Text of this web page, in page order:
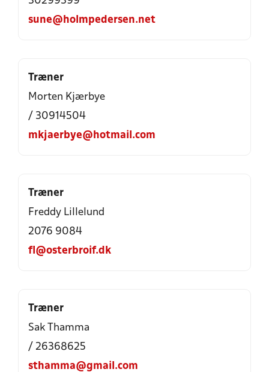
sune@holmpedersen.net
Træner
Morten Kjærbye
/ 30914504
mkjaerbye@hotmail.com
Træner
Freddy Lillelund
2076 9084
fl@osterbroif.dk
Træner
Sak Thamma
/ 26368625
sthamma@gmail.com